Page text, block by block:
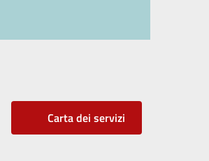
Carta dei servizi